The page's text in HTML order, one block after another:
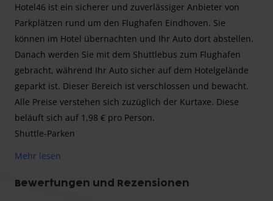
Hotel46 ist ein sicherer und zuverlässiger Anbieter von
Parkplätzen rund um den Flughafen Eindhoven. Sie
können im Hotel übernachten und Ihr Auto dort abstellen.
Danach werden Sie mit dem Shuttlebus zum Flughafen
gebracht, während Ihr Auto sicher auf dem Hotelgelände
geparkt ist. Dieser Bereich ist verschlossen und bewacht.
Alle Preise verstehen sich zuzüglich der Kurtaxe. Diese
beläuft sich auf 1,98 € pro Person.
Shuttle-Parken
eine Nacht. Das Auto wird dann im Hotel geparkt, während
Mehr lesen
Bewertungen und Rezensionen